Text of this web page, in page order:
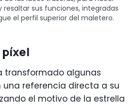
sus funciones, integradas
el perfil superior del maletero.
píxel
transformado algunas
una referencia directa a su
el motivo de la estrella